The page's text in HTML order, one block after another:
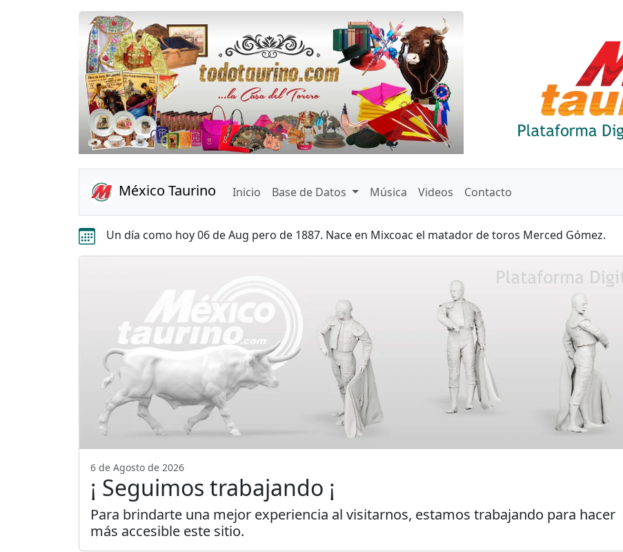
Anterior Siguiente
México Taurino Inicio Base de Datos Música Videos Contacto
Un día como hoy 06 de Aug pero de 1887. Nace en Mixcoac el matador de toros Merced Gómez.
6 de Agosto de 2026
¡ Seguimos trabajando ¡
Para brindarte una mejor experiencia al visitarnos, estamos trabajando para hacer
más accesible este sitio.